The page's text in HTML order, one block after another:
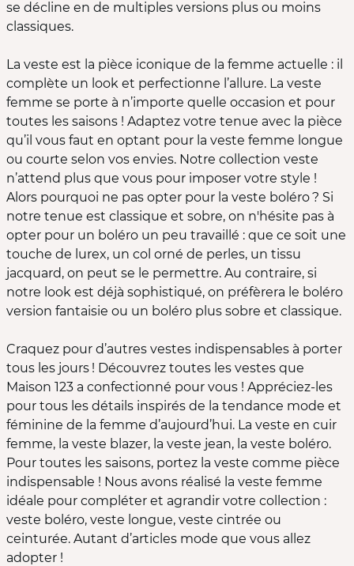
se décline en de multiples versions plus ou moins
classiques.
La veste est la pièce iconique de la femme actuelle : il
complète un look et perfectionne l’allure. La veste
femme se porte à n’importe quelle occasion et pour
toutes les saisons ! Adaptez votre tenue avec la pièce
qu’il vous faut en optant pour la veste femme longue
ou courte selon vos envies. Notre collection veste
n’attend plus que vous pour imposer votre style !
Alors pourquoi ne pas opter pour la veste boléro ? Si
notre tenue est classique et sobre, on n'hésite pas à
opter pour un boléro un peu travaillé : que ce soit une
touche de lurex, un col orné de perles, un tissu
jacquard, on peut se le permettre. Au contraire, si
notre look est déjà sophistiqué, on préfèrera le boléro
version fantaisie ou un boléro plus sobre et classique.
Craquez pour d’autres vestes indispensables à porter
tous les jours ! Découvrez toutes les vestes que
Maison 123 a confectionné pour vous ! Appréciez-les
pour tous les détails inspirés de la tendance mode et
féminine de la femme d’aujourd’hui. La veste en cuir
femme, la veste blazer, la veste jean, la veste boléro.
Pour toutes les saisons, portez la veste comme pièce
indispensable ! Nous avons réalisé la veste femme
idéale pour compléter et agrandir votre collection :
veste boléro, veste longue, veste cintrée ou
ceinturée. Autant d’articles mode que vous allez
adopter !